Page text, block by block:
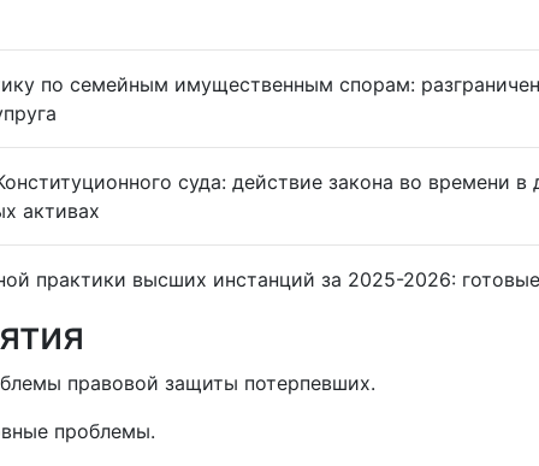
по семейным имущественным спорам:
суда: действие закона во времени в
активах
практики высших инстанций за 2025-2026:
правовой защиты потерпевших.
проблемы.